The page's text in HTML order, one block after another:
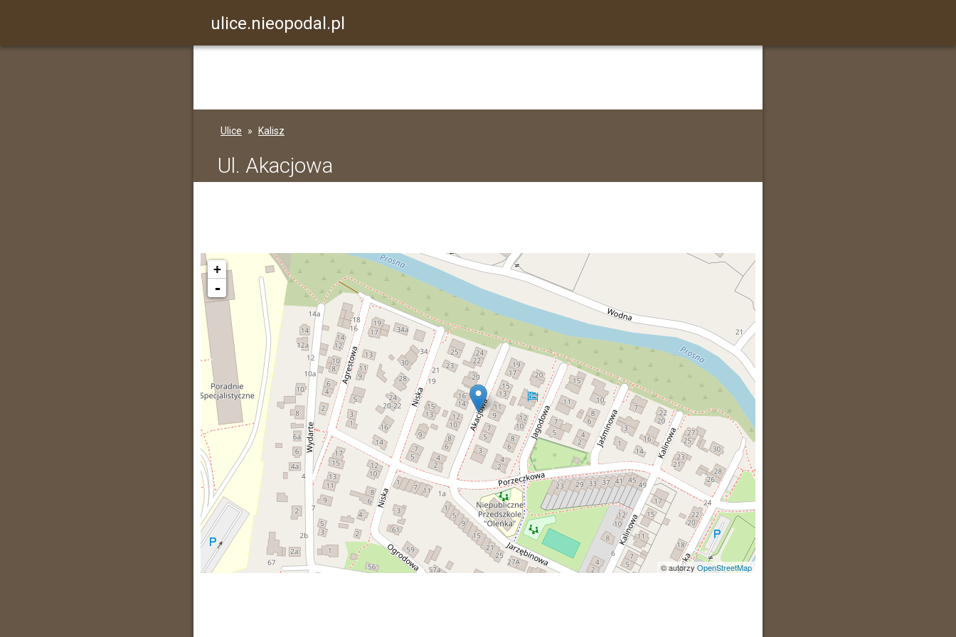
ulice.nieopodal.pl
Ulice Kalisz
Ul. Akacjowa
+
-
© autorzy OpenStreetMap